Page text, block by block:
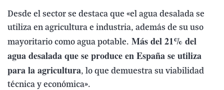
Desde el sector se destaca que «el agua desalada se
utiliza en agricultura e industria, además de su uso
mayoritario como agua potable. Más del 21% del
agua desalada que se produce en España se utiliza
para la agricultura, lo que demuestra su viabilidad
técnica y económica».